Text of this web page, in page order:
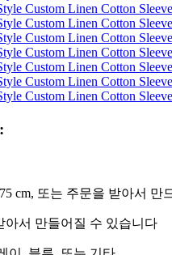
cm, 또는 주문을 받아서 만
아서 만들어질 수 있습니다